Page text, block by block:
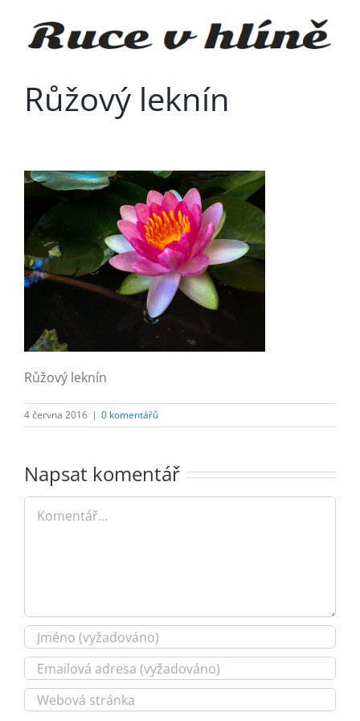
obsah
Růžový leknín
Růžový leknín
4 června 2016 | 0 komentářů
Napsat komentář
Komentář